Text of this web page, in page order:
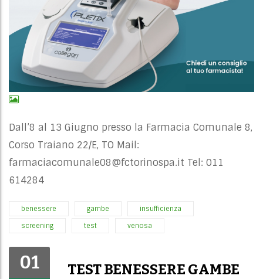
Dall’8 al 13 Giugno presso la Farmacia Comunale 8,
Corso Traiano 22/E, TO Mail:
farmaciacomunale08@fctorinospa.it Tel: 011
614284
benessere gambe insufficienza
screening test venosa
01 TEST BENESSERE GAMBE